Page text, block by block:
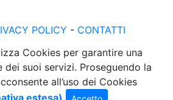
POLICY - CONTATTI
Cookies per garantire una
suoi servizi. Proseguendo la
all’uso dei Cookies
estesa)